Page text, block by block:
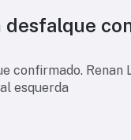
desfalque
confirmado. Renan
esquerda